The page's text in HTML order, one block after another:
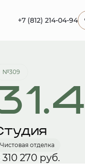
+7 (812) 214-04-94
№309
Чистовая отделка
310 270 руб.